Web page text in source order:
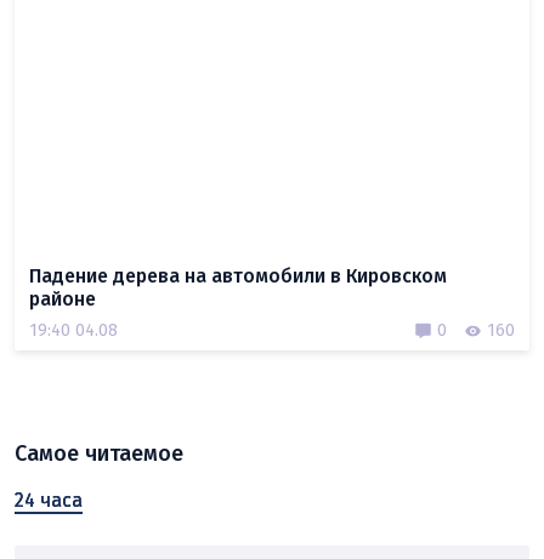
Падение дерева на автомобили в Кировском
районе
19:40 04.08 0 160
Самое читаемое
24 часа